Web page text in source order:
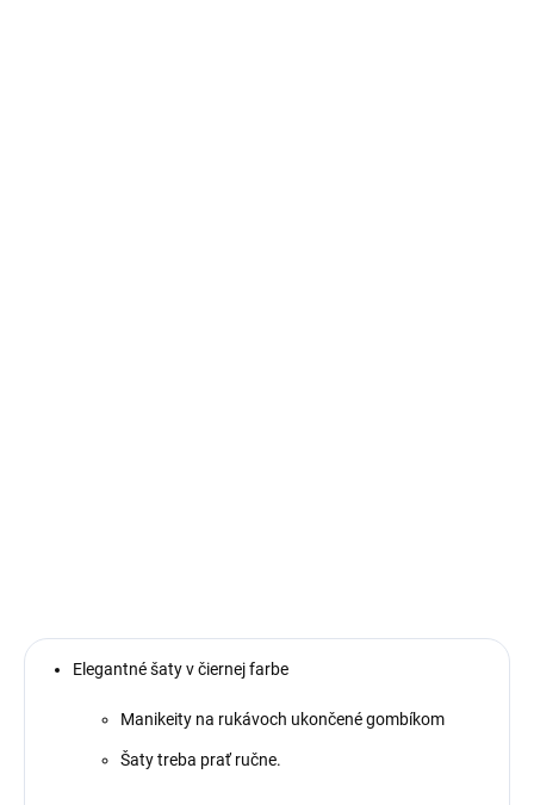
Elegantné šaty v čiernej farbe
Manikeity na rukávoch ukončené gombíkom
Šaty treba prať ručne.